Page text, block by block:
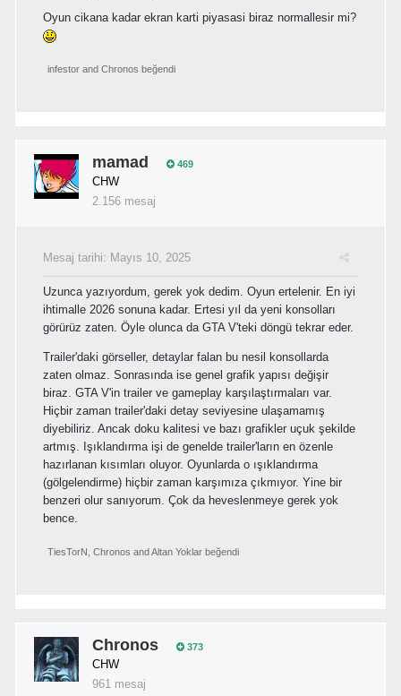
Oyun cikana kadar ekran karti piyasasi biraz normallesir mi?
infestor and Chronos beğendi
mamad 469
CHW
2.156 mesaj
Mesaj tarihi: Mayıs 10, 2025
Uzunca yazıyordum, gerek yok dedim. Oyun ertelenir. En iyi
ihtimalle 2026 sonuna kadar. Ertesi yıl da yeni konsolları
görürüz zaten. Öyle olunca da GTA V'teki döngü tekrar eder.
Trailer'daki görseller, detaylar falan bu nesil konsollarda
zaten olmaz. Sonrasında ise genel grafik yapısı değişir
biraz. GTA V'in trailer ve gameplay karşılaştırmaları var.
Hiçbir zaman trailer'daki detay seviyesine ulaşamamış
diyebiliriz. Ancak doku kalitesi ve bazı grafikler uçuk şekilde
artmış. Işıklandırma işi de genelde trailer'ların en özenle
hazırlanan kısımları oluyor. Oyunlarda o ışıklandırma
(gölgelendirme) hiçbir zaman karşımıza çıkmıyor. Yine bir
benzeri olur sanıyorum. Çok da heveslenmeye gerek yok
bence.
TiesTorN Chronos andAltan Yoklar beğendi
Chronos 373
CHW
961 mesaj